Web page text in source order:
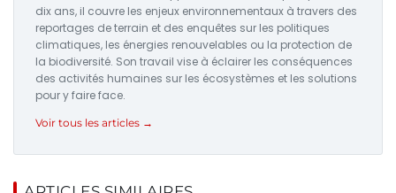
dix ans, il couvre les enjeux environnementaux à travers des
reportages de terrain et des enquêtes sur les politiques
climatiques, les énergies renouvelables ou la protection de
la biodiversité. Son travail vise à éclairer les conséquences
des activités humaines sur les écosystèmes et les solutions
pour y faire face.
Voir tous les articles →